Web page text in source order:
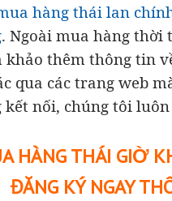
hàng thái lan
. Ngoài mua hàng thời
khảo thêm thông tin
qua các trang web
kết nối, chúng tôi luôn
HÀNG THÁI GIỜ
ĐĂNG KÝ NGAY